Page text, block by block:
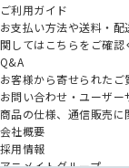
ご利用ガイド
お支払い方法や送料・
関してはこちらをご確認
Q&A
お客様から寄せられたご
お問い合わせ・ユーザー
商品の仕様、通信販売に
会社概要
採用情報